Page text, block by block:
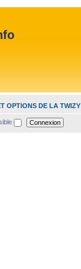
OPTIONS DE LA TWIZY